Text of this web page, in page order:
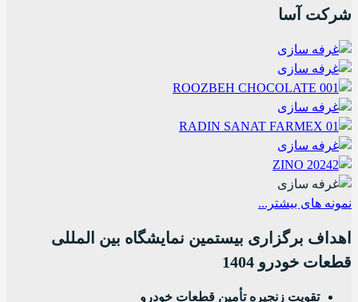
شرکت آسا
نمونه های بیشتر...
اهداف برگزاری بیستمین نمایشگاه بین المللی
قطعات خودرو 1404
تقویت زنجیره تأمین قطعات خودرو